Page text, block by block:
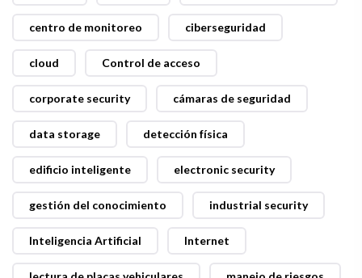
centro de monitoreo ciberseguridad
cloud Control de acceso
corporate security cámaras de seguridad
data storage detección física
edificio inteligente electronic security
gestión del conocimiento industrial security
Inteligencia Artificial Internet